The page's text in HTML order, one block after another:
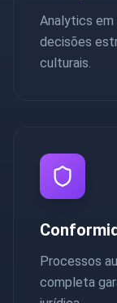
Analytics
decisões
culturais.
Processos
completa